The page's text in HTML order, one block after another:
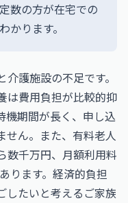
数の方が在宅での
かります。
護施設の不足です。
は費用負担が比較的抑
機期間が長く、申し込
せん。また、有料老人
数千万円、月額利用料
ります。経済的負担
したいと考えるご家族